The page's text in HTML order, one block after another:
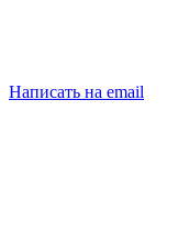
Написать на email